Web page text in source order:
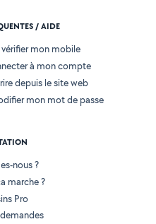
/ AIDE
vérifier mon mobile
à mon compte
depuis le site web
mon mot de passe
nous ?
marche ?
Pro